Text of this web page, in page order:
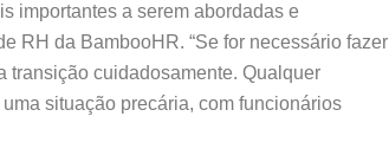
importantes a serem abordadas e
RH da BambooHR. “Se for necessário fazer
transição cuidadosamente. Qualquer
situação precária, com funcionários